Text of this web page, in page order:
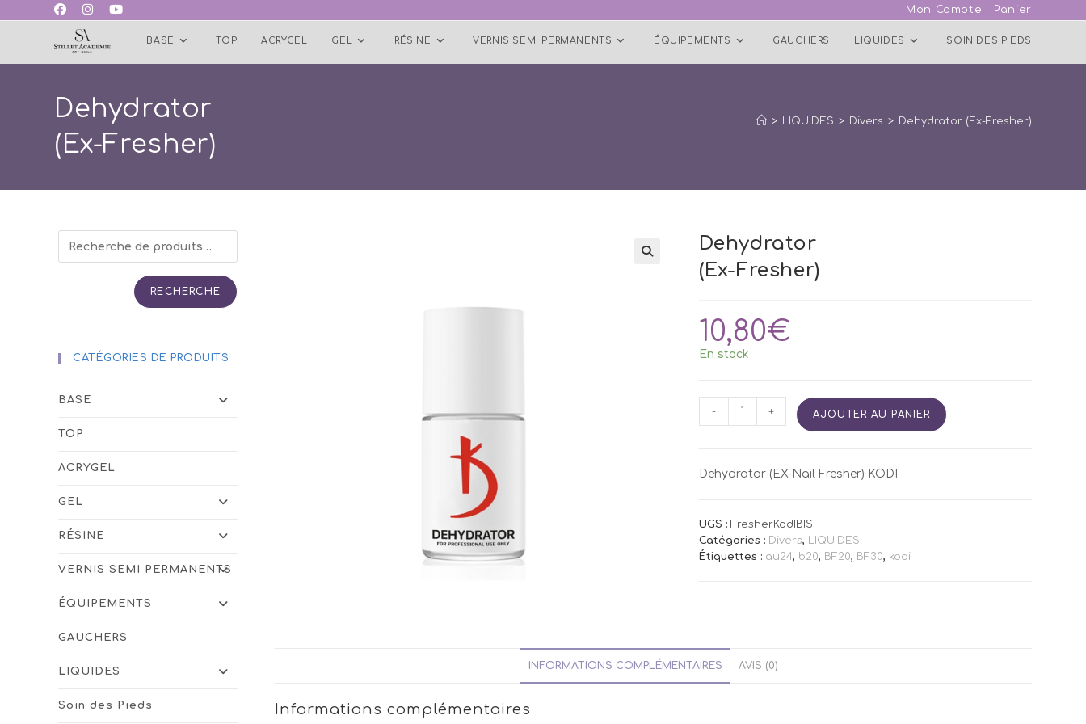
Mon Compte Panier
BASE TOP ACRYGEL GEL RÉSINE VERNIS SEMI PERMANENTS ÉQUIPEMENTS GAUCHERS LIQUIDES SOIN DES PIEDS
Dehydrator
(Ex-Fresher)
> LIQUIDES > Divers > Dehydrator (Ex-Fresher)
Dehydrator
(Ex-Fresher)
10,80€
En stock
quantité
de
Fresher)
- + AJOUTER AU PANIER
Dehydrator (EX-Nail Fresher) KODI
UGS : FresherKodIBIS
Catégories : Divers, LIQUIDES
Étiquettes : au24, b20, BF20, BF30, kodi
INFORMATIONS COMPLÉMENTAIRES AVIS (0)
Informations complémentaires
RECHERCHE
CATÉGORIES DE PRODUITS
BASE
TOP
ACRYGEL
GEL
RÉSINE
VERNIS SEMI PERMANENTS
ÉQUIPEMENTS
GAUCHERS
LIQUIDES
Soin des Pieds